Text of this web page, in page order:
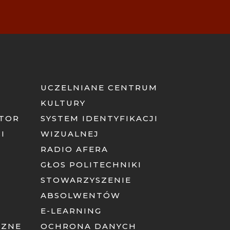
UCZELNIANE CENTRUM
KULTURY
SYSTEM IDENTYFIKACJI
WIZUALNEJ
RADIO AFERA
GŁOS POLITECHNIKI
STOWARZYSZENIE
ABSOLWENTÓW
E-LEARNING
OCHRONA DANYCH